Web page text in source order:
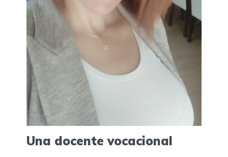
Una docente vocacional